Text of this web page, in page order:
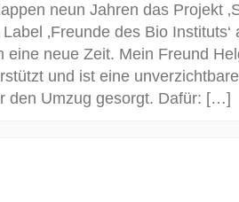
neun Jahren das Projekt
‚Freunde des Bio
eine neue Zeit. Mein Freund
und ist eine
den Umzug gesorgt. Dafür: […]